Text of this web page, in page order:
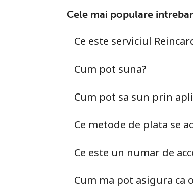
Cele mai populare
Ce este serviciul
Cum pot suna?
Cum pot sa sun prin
Ce metode de plata se
Ce este un numar de
Cum ma pot asigura ca